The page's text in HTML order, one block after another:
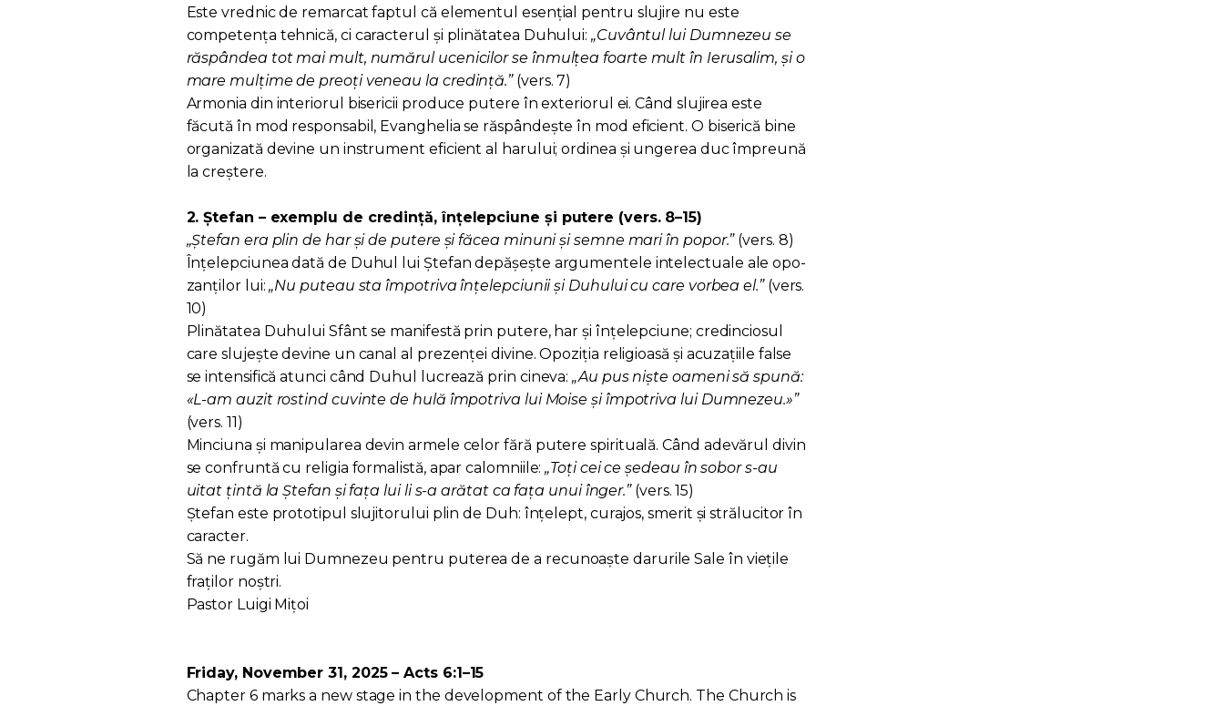
Este vrednic de remarcat faptul că elementul esențial pentru slujire nu este
competența tehnică, ci caracterul și plinătatea Duhului: „Cuvântul lui Dumnezeu se
răspândea tot mai mult, numărul ucenicilor se înmulțea foarte mult în Ierusalim, și o
mare mulțime de preoți veneau la credință.”(vers. 7)
Armonia din interiorul bisericii produce putere în exteriorul ei. Când slujirea este
făcută în mod responsabil, Evanghelia se răspândește în mod eficient. O biserică bine
organizată devine un instrument eficient al harului; ordinea și ungerea duc împreună
la creștere.
2. Ștefan – exemplu de credință, înțelepciune și putere (vers. 8–15)
„Ștefan era plin de har și de putere și făcea minuni și semne mari în popor.”(vers. 8)
Înțelepciunea dată de Duhul lui Ștefan depășește argumentele intelectuale ale opo­
zanților lui:„Nu puteau sta împotriva înțelepciunii și Duhului cu care vorbea el.”(vers.
10)
Plinătatea Duhului Sfânt se manifestă prin putere, har și înțelepciune; credinciosul
care slujește devine un canal al prezenței divine. Opoziția religioasă și acuzațiile false
se intensifică atunci când Duhul lucrează prin cineva:„Au pus niște oameni să spună:
«L-am auzit rostind cuvinte de hulă împotriva lui Moise și împotriva lui Dumnezeu.»”
(vers. 11)
Minciuna și manipularea devin armele celor fără putere spirituală. Când adevărul divin
se confruntă cu religia formalistă, apar calomniile:„Toți cei ce ședeau în sobor s-au
uitat țintă la Ștefan și fața lui li s-a arătat ca fața unui înger.”(vers. 15)
Ștefan este prototipul slujitorului plin de Duh: înțelept, curajos, smerit și strălucitor în
caracter.
Să ne rugăm lui Dumnezeu pentru puterea de a recunoaște darurile Sale în viețile
fraților noștri.
Pastor Luigi Mițoi
Friday, November 31, 2025 – Acts 6:1–15
Chapter 6 marks a new stage in the development of the Early Church. The Church is